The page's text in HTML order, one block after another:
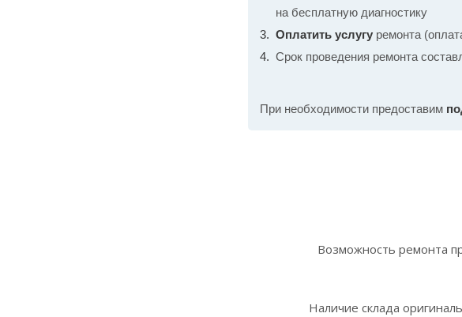
на бесплатную диагностику
Оплатить услугу ремонта
Срок проведения ремонта
При необходимости предоставим
Возможность ремонта
Наличие склада